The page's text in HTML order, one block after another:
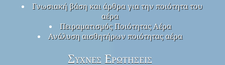
Γνωσιακή βάση και άρθρα για την ποιότητα του
αέρα
Πειραματισμός Ποιότητας Αέρα
Ανάλυση αισθητήρων ποιότητας αέρα
Συχνές Ερωτήσεις